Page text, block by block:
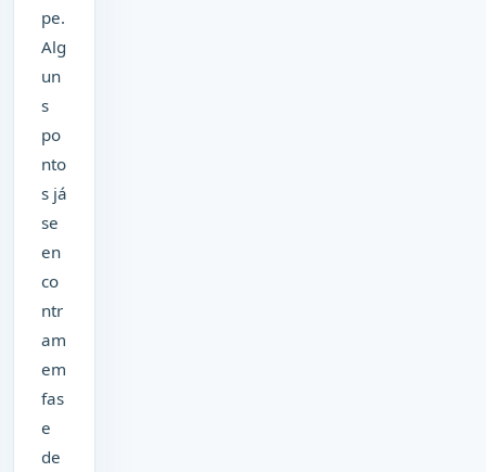
pe.
Alg
un
s
po
nto
s já
se
en
co
ntr
am
em
fas
e
de